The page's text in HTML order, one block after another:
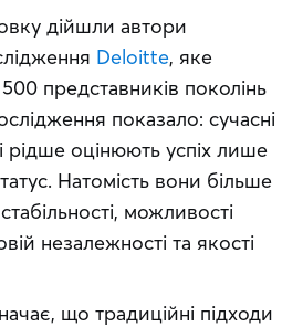
дійшли автори
Deloitte, яке
представників поколінь
показало: сучасні
рідше оцінюють успіх лише
Натомість вони більше
можливості
незалежності та якості
що традиційні підходи